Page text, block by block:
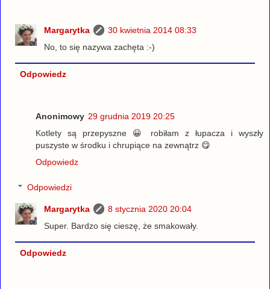
Margarytka
30 kwietnia 2014 08:33
No, to się nazywa zachęta :-)
Odpowiedz
Anonimowy 29 grudnia 2019 20:25
Kotlety są przepyszne 😀 robiłam z łupacza i wyszły
puszyste w środku i chrupiące na zewnątrz 😋
Odpowiedz
Odpowiedzi
Margarytka
8 stycznia 2020 20:04
Super. Bardzo się cieszę, że smakowały.
Odpowiedz